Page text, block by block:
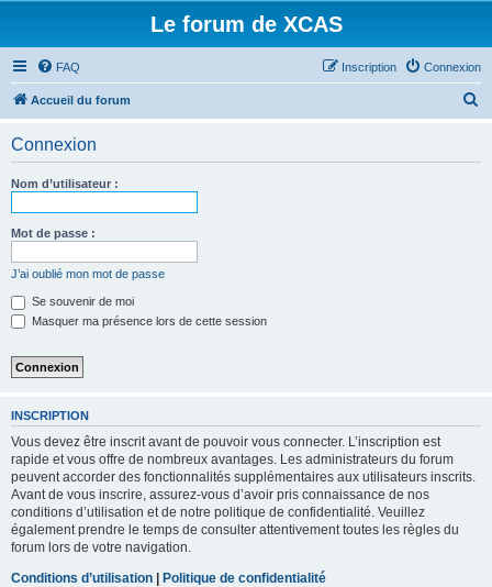
Le forum de XCAS
FAQ Connexion
Inscription
Accueil du forum
Connexion
Nom d’utilisateur :
Mot de passe :
J’ai oublié mon mot de passe
Se souvenir de moi
Masquer ma présence lors de cette session
INSCRIPTION
Vous devez être inscrit avant de pouvoir vous connecter. L’inscription est
rapide et vous offre de nombreux avantages. Les administrateurs du forum
peuvent accorder des fonctionnalités supplémentaires aux utilisateurs inscrits.
Avant de vous inscrire, assurez-vous d’avoir pris connaissance de nos
conditions d’utilisation et de notre politique de confidentialité. Veuillez
également prendre le temps de consulter attentivement toutes les règles du
forum lors de votre navigation.
Conditions d’utilisation | Politique de confidentialité